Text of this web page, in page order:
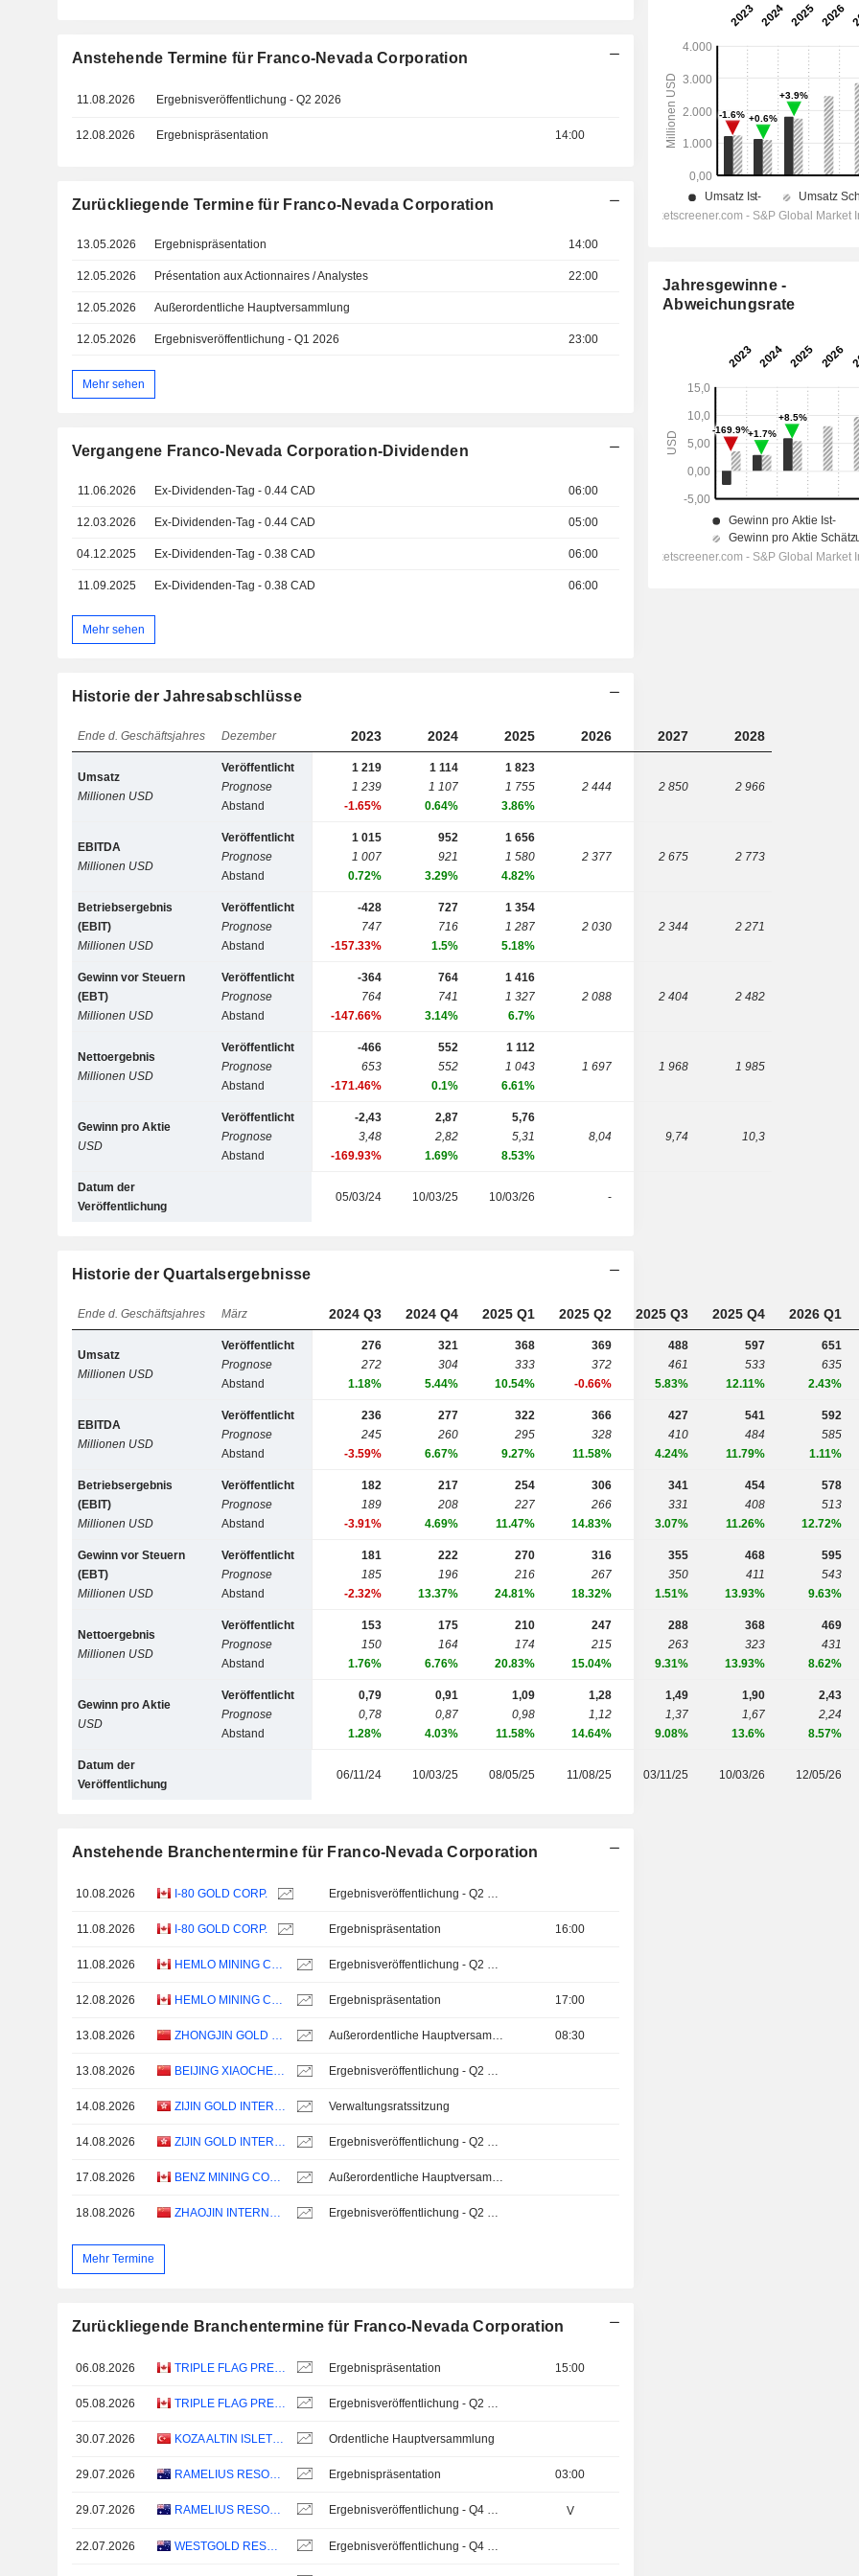
Anstehende Termine für Franco-Nevada Corporation
11.08.2026 Ergebnisveröffentlichung - Q2 2026
12.08.2026 Ergebnispräsentation 14:00
Zurückliegende Termine für Franco-Nevada Corporation
13.05.2026 Ergebnispräsentation 14:00
12.05.2026 Présentation aux Actionnaires / Analystes 22:00
12.05.2026 Außerordentliche Hauptversammlung
12.05.2026 Ergebnisveröffentlichung - Q1 2026 23:00
Mehr sehen
Vergangene Franco-Nevada Corporation-Dividenden
11.06.2026 Ex-Dividenden-Tag - 0.44 CAD 06:00
12.03.2026 Ex-Dividenden-Tag - 0.44 CAD 05:00
04.12.2025 Ex-Dividenden-Tag - 0.38 CAD 06:00
11.09.2025 Ex-Dividenden-Tag - 0.38 CAD 06:00
Mehr sehen
Historie der Jahresabschlüsse
Ende d. Geschäftsjahres Dezember 2023 2024 2025 2026 2027 2028
Umsatz
Millionen USD
Veröffentlicht
Prognose
Abstand
1 219
1 239
-1.65%
1 114
1 107
0.64%
1 823
1 755
3.86%
2 444 2 850 2 966
EBITDA
Millionen USD
Veröffentlicht
Prognose
Abstand
1 015
1 007
0.72%
952
921
3.29%
1 656
1 580
4.82%
2 377 2 675 2 773
Betriebsergebnis
(EBIT)
Millionen USD
Veröffentlicht
Prognose
Abstand
-428
747
-157.33%
727
716
1.5%
1 354
1 287
5.18%
2 030 2 344 2 271
Gewinn vor Steuern
(EBT)
Millionen USD
Veröffentlicht
Prognose
Abstand
-364
764
-147.66%
764
741
3.14%
1 416
1 327
6.7%
2 088 2 404 2 482
Nettoergebnis
Millionen USD
Veröffentlicht
Prognose
Abstand
-466
653
-171.46%
552
552
0.1%
1 112
1 043
6.61%
1 697 1 968 1 985
Gewinn pro Aktie
USD
Veröffentlicht
Prognose
Abstand
-2,43
3,48
-169.93%
2,87
2,82
1.69%
5,76
5,31
8.53%
8,04 9,74 10,3
Datum der
Veröffentlichung
05/03/24 10/03/25 10/03/26 -
Historie der Quartalsergebnisse
Ende d. Geschäftsjahres März 2024 Q3 2024 Q4 2025 Q1 2025 Q2 2025 Q3 2025 Q4 2026 Q1
Umsatz
Millionen USD
Veröffentlicht
Prognose
Abstand
276
272
1.18%
321
304
5.44%
368
333
10.54%
369
372
-0.66%
488
461
5.83%
597
533
12.11%
651
635
2.43%
EBITDA
Millionen USD
Veröffentlicht
Prognose
Abstand
236
245
-3.59%
277
260
6.67%
322
295
9.27%
366
328
11.58%
427
410
4.24%
541
484
11.79%
592
585
1.11%
Betriebsergebnis
(EBIT)
Millionen USD
Veröffentlicht
Prognose
Abstand
182
189
-3.91%
217
208
4.69%
254
227
11.47%
306
266
14.83%
341
331
3.07%
454
408
11.26%
578
513
12.72%
Gewinn vor Steuern
(EBT)
Millionen USD
Veröffentlicht
Prognose
Abstand
181
185
-2.32%
222
196
13.37%
270
216
24.81%
316
267
18.32%
355
350
1.51%
468
411
13.93%
595
543
9.63%
Nettoergebnis
Millionen USD
Veröffentlicht
Prognose
Abstand
153
150
1.76%
175
164
6.76%
210
174
20.83%
247
215
15.04%
288
263
9.31%
368
323
13.93%
469
431
8.62%
Gewinn pro Aktie
USD
Veröffentlicht
Prognose
Abstand
0,79
0,78
1.28%
0,91
0,87
4.03%
1,09
0,98
11.58%
1,28
1,12
14.64%
1,49
1,37
9.08%
1,90
1,67
13.6%
2,43
2,24
8.57%
Datum der
Veröffentlichung
06/11/24 10/03/25 08/05/25 11/08/25 03/11/25 10/03/26 12/05/26
Anstehende Branchentermine für Franco-Nevada Corporation
10.08.2026 I-80 GOLD CORP. Ergebnisveröffentlichung - Q2 2026
11.08.2026 I-80 GOLD CORP. Ergebnispräsentation 16:00
11.08.2026 HEMLO MINING CORP. Ergebnisveröffentlichung - Q2 2026
12.08.2026 HEMLO MINING CORP. Ergebnispräsentation 17:00
13.08.2026 ZHONGJIN GOLD CORP.,LTD Außerordentliche Hauptversammlung 08:30
13.08.2026 BEIJING XIAOCHENG TECHNOLOGY STOCK CO., LTD Ergebnisveröffentlichung - Q2 2026
14.08.2026 ZIJIN GOLD INTERNATIONAL COMPANY LIMITED Verwaltungsratssitzung
14.08.2026 ZIJIN GOLD INTERNATIONAL COMPANY LIMITED Ergebnisveröffentlichung - Q2 2026
17.08.2026 BENZ MINING CORP. Außerordentliche Hauptversammlung
18.08.2026 ZHAOJIN INTERNATIONAL GOLD CO., LTD. Ergebnisveröffentlichung - Q2 2026
Mehr Termine
Zurückliegende Branchentermine für Franco-Nevada Corporation
06.08.2026 Ergebnispräsentation 15:00
05.08.2026
30.07.2026 Ordentliche Hauptversammlung
29.07.2026 Ergebnispräsentation 03:00
29.07.2026 V
22.07.2026
Jahresgewinne -
Abweichungsrate